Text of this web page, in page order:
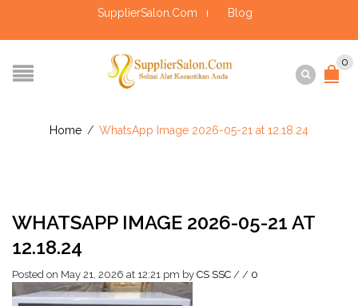
SupplierSalon.Com Blog
0
Home / WhatsApp Image 2026-05-21 at 12.18.24
WHATSAPP IMAGE 2026-05-21 AT
12.18.24
Posted on May 21, 2026 at 12:21 pm by CS SSC / / 0